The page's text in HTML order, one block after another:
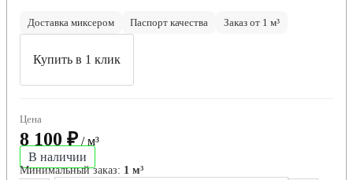
Доставка миксером Паспорт качества Заказ от 1 м³
Купить в 1 клик
Цена
8 100 ₽ / м³
В наличии
Минимальный заказ: 1 м³